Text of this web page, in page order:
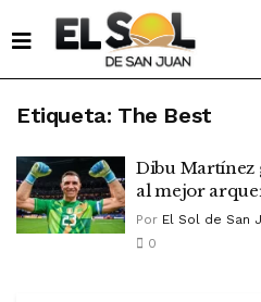
Etiqueta: The Best
Dibu Martínez
al mejor
Por El Sol de San
0